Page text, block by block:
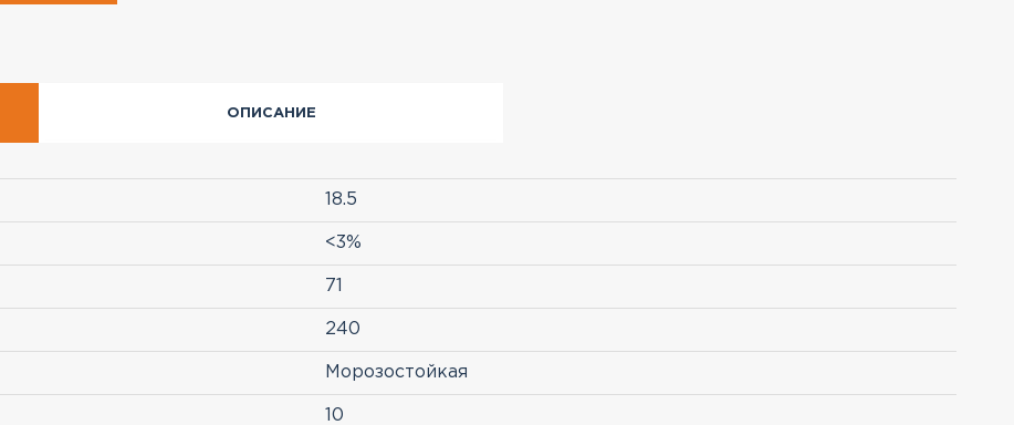
ОПИСАНИЕ
18.5
<3%
71
240
Морозостойкая
10